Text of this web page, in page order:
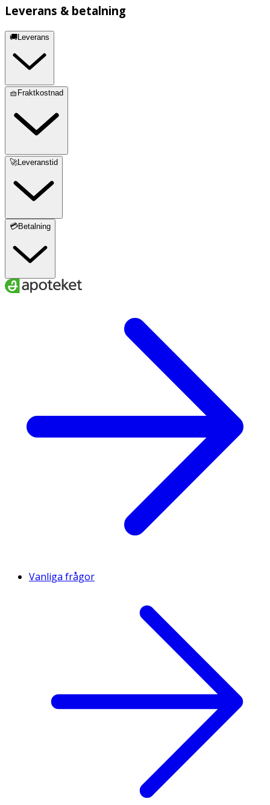
Leverans & betalning
🚚Leverans
🧺Fraktkostnad
🚀Leveranstid
💳Betalning
Vanliga frågor